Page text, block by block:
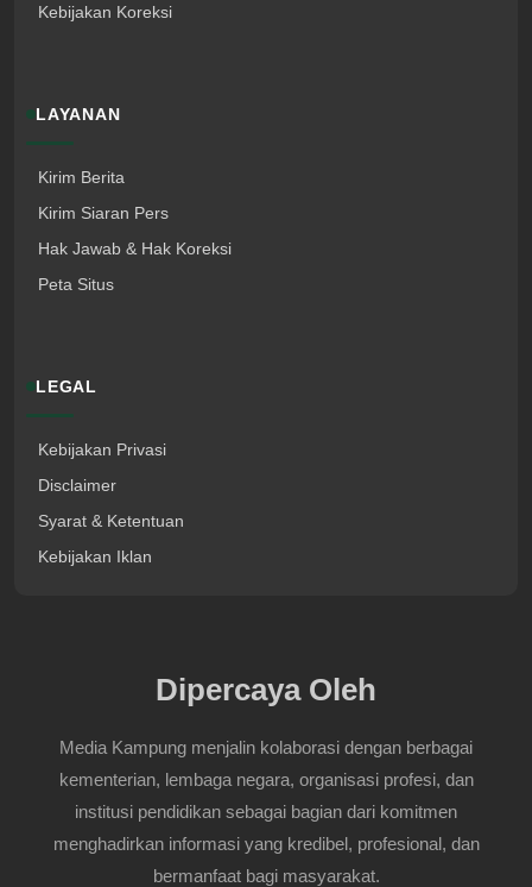
Kebijakan Koreksi
LAYANAN
Kirim Berita
Kirim Siaran Pers
Hak Jawab & Hak Koreksi
Peta Situs
LEGAL
Kebijakan Privasi
Disclaimer
Syarat & Ketentuan
Kebijakan Iklan
Dipercaya Oleh
Media Kampung menjalin kolaborasi dengan berbagai
kementerian, lembaga negara, organisasi profesi, dan
institusi pendidikan sebagai bagian dari komitmen
menghadirkan informasi yang kredibel, profesional, dan
bermanfaat bagi masyarakat.